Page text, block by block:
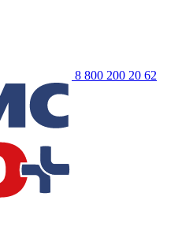
8 800 200 20 62